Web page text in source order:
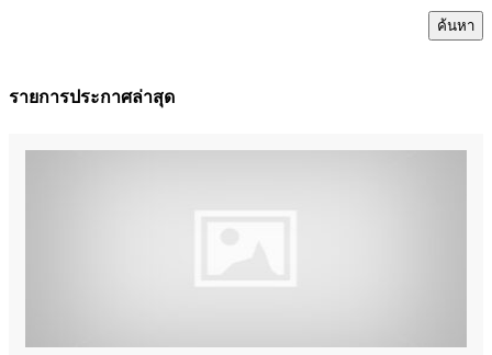
ค้นหา
รายการประกาศล่าสุด